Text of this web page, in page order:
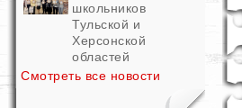
школьников
Тульской и
Херсонской
областей
Смотреть все новости